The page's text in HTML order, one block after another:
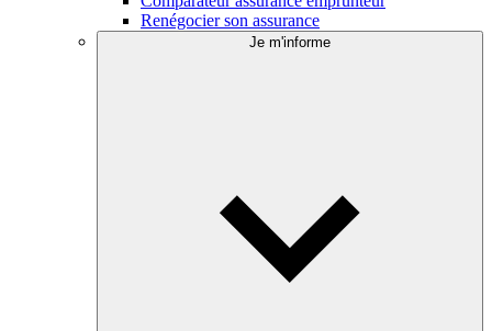
Renégocier son assurance
Je m'informe